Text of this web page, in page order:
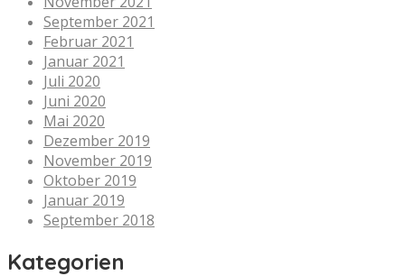
September 2021
Februar 2021
Januar 2021
Juli 2020
Juni 2020
Mai 2020
Dezember 2019
November 2019
Oktober 2019
Januar 2019
September 2018
Kategorien